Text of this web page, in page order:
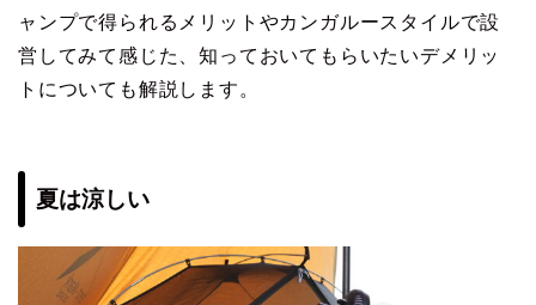
ャンプで得られるメリットやカンガルースタイルで設
営してみて感じた、知っておいてもらいたいデメリッ
トについても解説します。
夏は涼しい